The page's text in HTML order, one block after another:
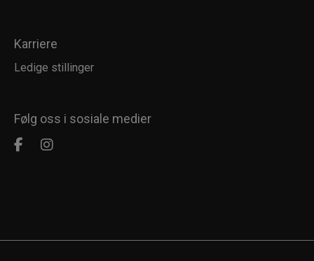
Karriere
Ledige stillinger
Følg oss i sosiale medier